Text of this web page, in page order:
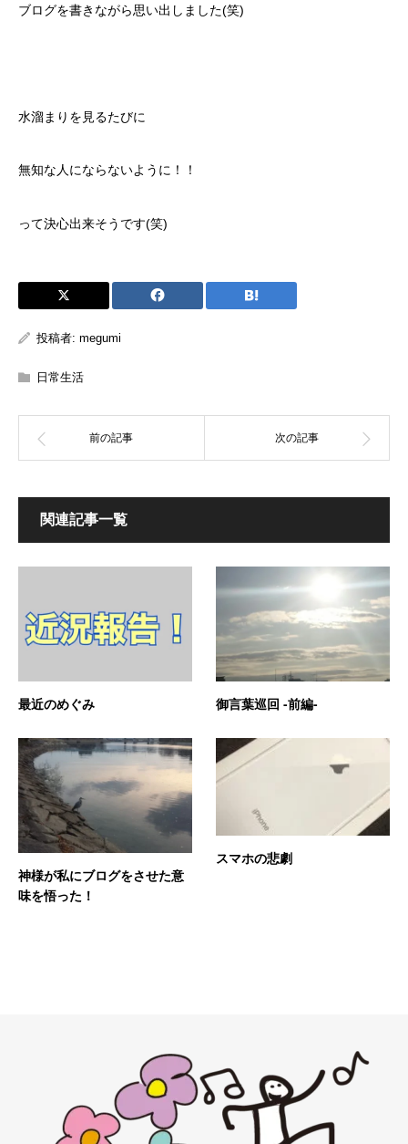
ブログを書きながら思い出しました(笑)
水溜まりを見るたびに
無知な人にならないように！！
って決心出来そうです(笑)
投稿者: megumi
日常生活
関連記事一覧
最近のめぐみ 御言葉巡回 -前編-
神様が私にブログをさせた意
味を悟った！
スマホの悲劇